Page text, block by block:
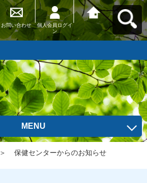
お問い合わせ
個人会員ログイ
ン
さいたま市 健康
なびへ戻る
MENU
＞ 保健センターからのお知らせ